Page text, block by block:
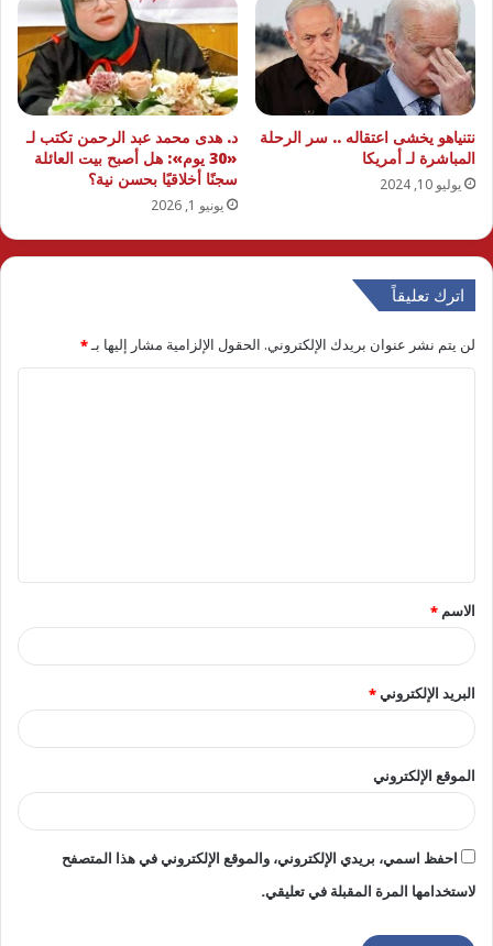
نتنياهو يخشى اعتقاله .. سر الرحلة
المباشرة لـ أمريكا
يوليو 10, 2024
د. هدى محمد عبد الرحمن تكتب لـ
«30 يوم»: هل أصبح بيت العائلة
سجنًا أخلاقيًا بحسن نية؟
يونيو 1, 2026
اترك تعليقاً
لن يتم نشر عنوان بريدك الإلكتروني. الحقول الإلزامية مشار إليها بـ*
ق
*
الاسم *
البريد الإلكتروني*
الموقع الإلكتروني
احفظ اسمي، بريدي الإلكتروني، والموقع الإلكتروني في هذا المتصفح
لاستخدامها المرة المقبلة في تعليقي.